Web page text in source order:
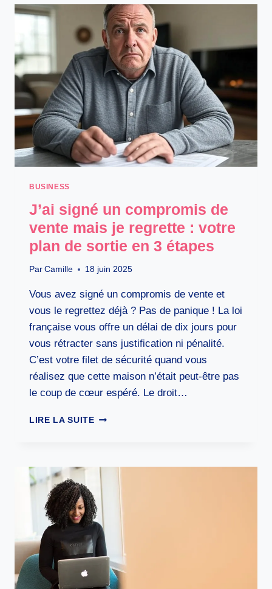
COMPTES
BANCAIRES
EN
LIGNE
N’A
JAMAIS
ÉTÉ
AUSSI
SIMPLE
BUSINESS
J’ai signé un compromis de
vente mais je regrette : votre
plan de sortie en 3 étapes
Par Camille 18 juin 2025
Vous avez signé un compromis de vente et
vous le regrettez déjà ? Pas de panique ! La loi
française vous offre un délai de dix jours pour
vous rétracter sans justification ni pénalité.
C’est votre filet de sécurité quand vous
réalisez que cette maison n’était peut-être pas
le coup de cœur espéré. Le droit…
LIRE LA SUITEJ’AI
DE
VENTE
MAIS
JE
REGRETTE
VOTRE
PLAN
SORTIE